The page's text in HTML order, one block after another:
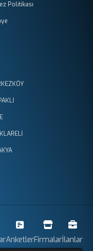
Politikası
AnketlerFirmalarİlanlar